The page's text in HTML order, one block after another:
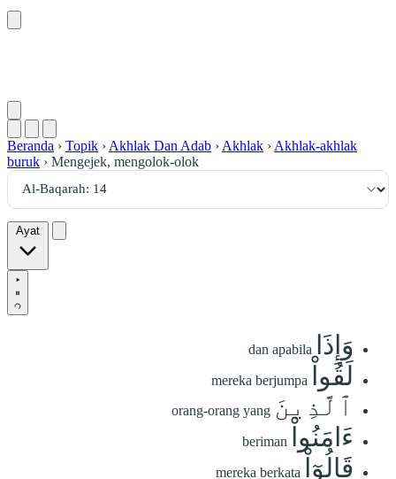
Beranda › Topik › Akhlak Dan Adab › Akhlak › Akhlak-akhlak
buruk › Mengejek, mengolok-olok
Ayat
وَإِذَا dan apabila
لَقُواْ mereka berjumpa
ٱلَّذِينَ orang-orang yang
ءَامَنُواْ beriman
قَالُوٓاْ mereka berkata